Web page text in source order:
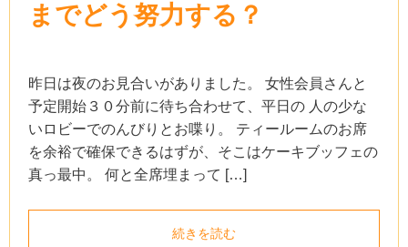
までどう努力する？
昨日は夜のお見合いがありました。 女性会員さんと
予定開始３０分前に待ち合わせて、平日の 人の少な
いロビーでのんびりとお喋り。 ティールームのお席
を余裕で確保できるはずが、そこはケーキブッフェの
真っ最中。 何と全席埋まって […]
続きを読む